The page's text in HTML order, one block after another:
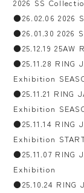
2026 SS
●26.02.06 2026
●26.01.30 2026
●25.12.19 25AW
●25.11.28 RING
Exhibition
●25.11.21 RING
Exhibition
●25.11.14 RING
Exhibition
●25.11.07 RING
Exhibition
●25.10.24 RING